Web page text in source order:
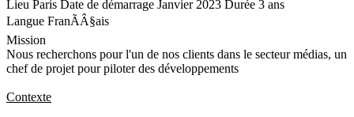
Lieu Paris Date de démarrage Janvier 2023 Durée 3 ans
Langue FranÃÂ§ais
Mission
Nous recherchons pour l'un de nos clients dans le secteur médias, un
chef de projet pour piloter des développements
Contexte